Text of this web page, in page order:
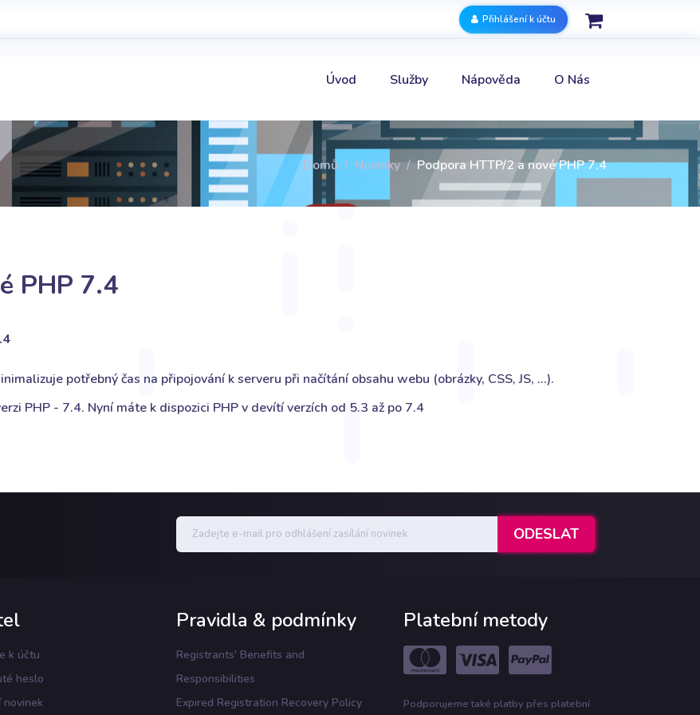
Přihlášení k účtu
Úvod Služby Nápověda O Nás
Domů Novinky Podpora HTTP/2 a nové PHP 7.4
PHP 7.4
potřebný čas na připojování k serveru při načítání obsahu webu (obrázky, CSS, JS, ...).
PHP - 7.4. Nyní máte k dispozici PHP v devítí verzích od 5.3 až po 7.4
k účtu
heslo
novinek
Pravidla & podmínky
Registrants' Benefits and
Responsibilities
Expired Registration Recovery Policy
Platební metody
Podporujeme také platby přes platební